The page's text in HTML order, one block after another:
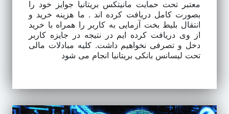
معتبر تحت حمایت مانیتکس بریتانیا جوایز خود را
بصورت کامل دریافت کرده اند . ما هزینه خرید و
انتقال بلیط بخت آزمایی به کاربر را همراه با خرید
از وی دریافت کرده ایم در نتیجه در جایزه کاربر
دخل و تصرفی نخواهیم داشت. کلیه مبادلات مالی
تحت لیسانس بانکی بریتانیا انجام می شود